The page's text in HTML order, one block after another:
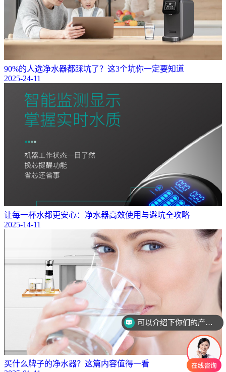
90%的人选净水器都踩坑了？这3个坑你一定要知道
2025-24-11
让每一杯水都更安心：净水器高效使用与避坑全攻略
2025-14-11
买什么牌子的净水器？这篇内容值得一看
你们是怎么收费的呢？